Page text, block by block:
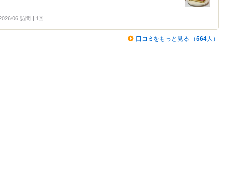
06 訪問 1回
口コミ をもっと見る （564人）